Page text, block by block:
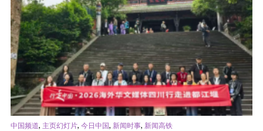
中国频道, 主页幻灯片, 今日中国, 新闻时事, 新闻高铁